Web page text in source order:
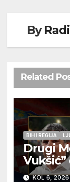
By
Related
BIH I REGIJA
Drugi
12.KOL 6, 2026